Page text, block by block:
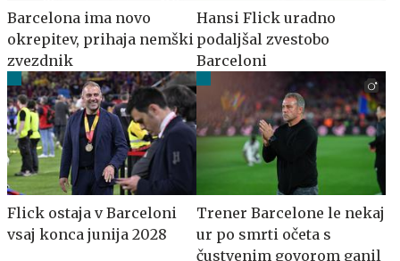
Barcelona ima novo
okrepitev, prihaja nemški
zvezdnik
Hansi Flick uradno
podaljšal zvestobo
Barceloni
Flick ostaja v Barceloni
vsaj konca junija 2028
Trener Barcelone le nekaj
ur po smrti očeta s
čustvenim govorom ganil